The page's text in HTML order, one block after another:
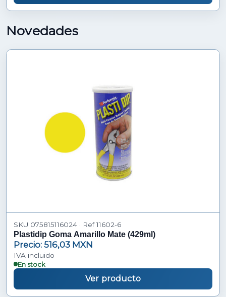
Novedades
SKU 075815116024 · Ref 11602-6
Plastidip Goma Amarillo Mate (429ml)
Precio: 516,03 MXN
IVA incluido
En stock
Ver producto